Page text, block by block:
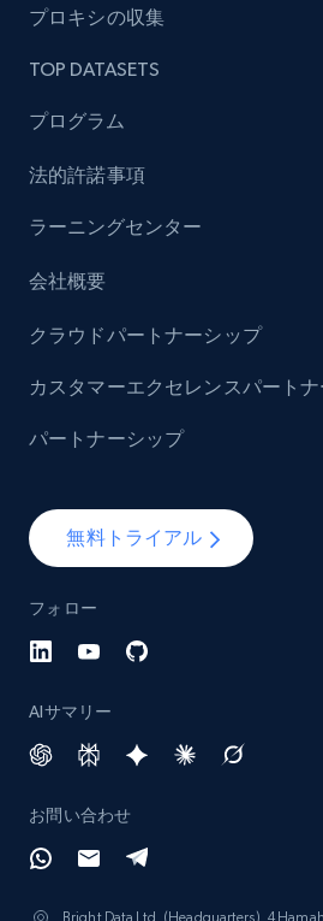
プロキシの収集
TOP DATASETS
プログラム
法的許諾事項
ラーニングセンター
会社概要
無料トライアル
フォロー
AIサマリー
お問い合わせ
Bright Data Ltd. (Headquarters), 4
クラウドパートナーシップ
カスタマーエクセレンスパート
パートナーシップ